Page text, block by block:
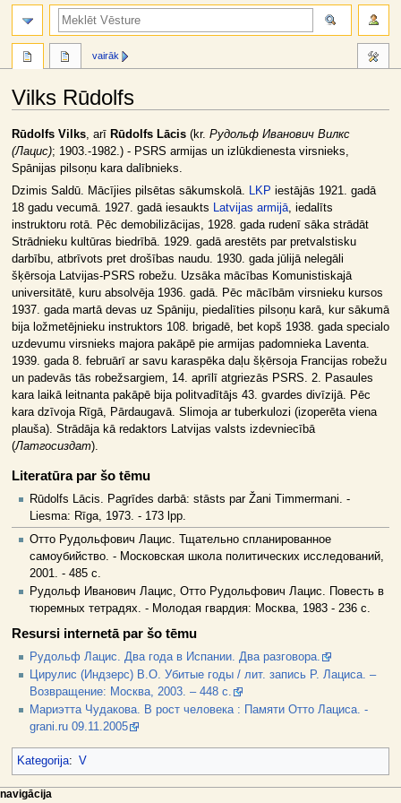
Vilks Rūdolfs
Jump
to
navigation
Jump
to
search
Rūdolfs Vilks, arī Rūdolfs Lācis(kr. Рудольф Иванович Вилкс
(Лацис); 1903.-1982.) - PSRS armijas un izlūkdienesta virsnieks,
Spānijas pilsoņu kara dalībnieks.
Dzimis Saldū. Mācījies pilsētas sākumskolā. LKP iestājās 1921. gadā
18 gadu vecumā. 1927. gadā iesaukts Latvijas armijā, iedalīts
instruktoru rotā. Pēc demobilizācijas, 1928. gada rudenī sāka strādāt
Strādnieku kultūras biedrībā. 1929. gadā arestēts par pretvalstisku
darbību, atbrīvots pret drošības naudu. 1930. gada jūlijā nelegāli
šķērsoja Latvijas-PSRS robežu. Uzsāka mācības Komunistiskajā
universitātē, kuru absolvēja 1936. gadā. Pēc mācībām virsnieku kursos
1937. gada martā devas uz Spāniju, piedalīties pilsoņu karā, kur sākumā
bija ložmetējnieku instruktors 108. brigadē, bet kopš 1938. gada specialo
uzdevumu virsnieks majora pakāpē pie armijas padomnieka Laventa.
1939. gada 8. februārī ar savu karaspēka daļu šķērsoja Francijas robežu
un padevās tās robežsargiem, 14. aprīlī atgriezās PSRS. 2. Pasaules
kara laikā leitnanta pakāpē bija politvadītājs 43. gvardes divīzijā. Pēc
kara dzīvoja Rīgā, Pārdaugavā. Slimoja ar tuberkulozi (izoperēta viena
plauša). Strādāja kā redaktors Latvijas valsts izdevniecībā
(Латгосиздат).
Literatūra par šo tēmu
Rūdolfs Lācis. Pagrīdes darbā: stāsts par Žani Timmermani. -
Liesma: Rīga, 1973. - 173 lpp.
Отто Рудольфович Лацис. Тщательно спланированное
самоубийство. - Московская школа политических исследований,
2001. - 485 c.
Рудольф Иванович Лацис, Отто Рудольфович Лацис. Повесть в
тюремных тетрадях. - Молодая гвардия: Москва, 1983 - 236 c.
Resursi internetā par šo tēmu
Рудольф Лацис. Два года в Испании. Два разговора.
Цирулис (Индзерс) В.О. Убитые годы / лит. запись Р. Лациса. –
Возвращение: Москва, 2003. – 448 с.
Мариэтта Чудакова. В рост человека : Памяти Отто Лациса. -
grani.ru 09.11.2005
Kategorija: V
N
lapas darbības
vairāk
dalībnieka rīki
navigācija
meklēt